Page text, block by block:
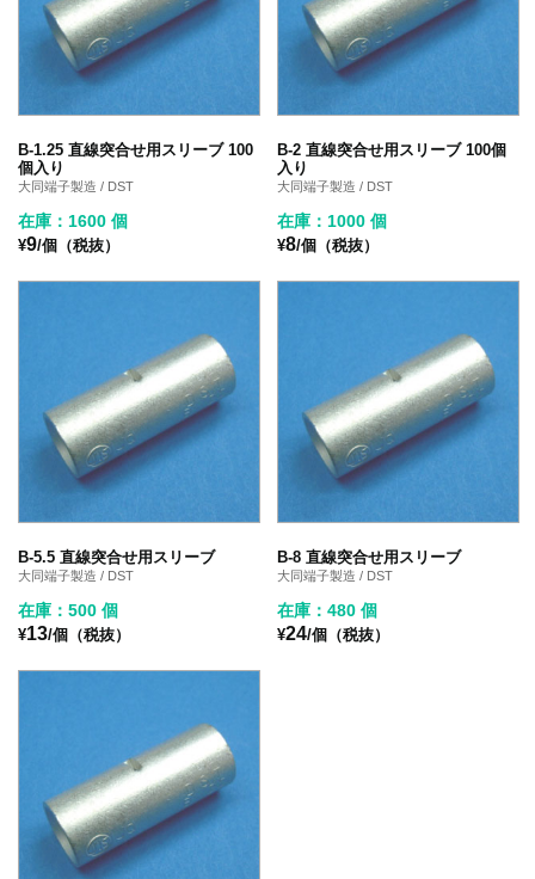
B-1.25 直線突合せ用スリーブ 100
個入り
大同端子製造 / DST
在庫：1600 個
¥9/個（税抜）
B-2 直線突合せ用スリーブ 100個
入り
大同端子製造 / DST
在庫：1000 個
¥8/個（税抜）
B-5.5 直線突合せ用スリーブ
大同端子製造 / DST
在庫：500 個
¥13/個（税抜）
B-8 直線突合せ用スリーブ
大同端子製造 / DST
在庫：480 個
¥24/個（税抜）